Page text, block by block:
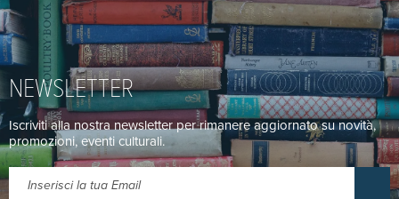
NEWSLETTER
Iscriviti alla nostra newsletter per rimanere aggiornato su novità,
promozioni, eventi culturali.